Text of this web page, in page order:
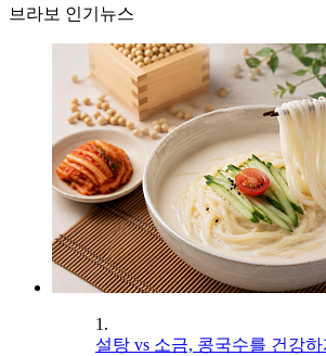
브라보 인기뉴스
1.
설탕 vs 소금, 콩국수를 건강